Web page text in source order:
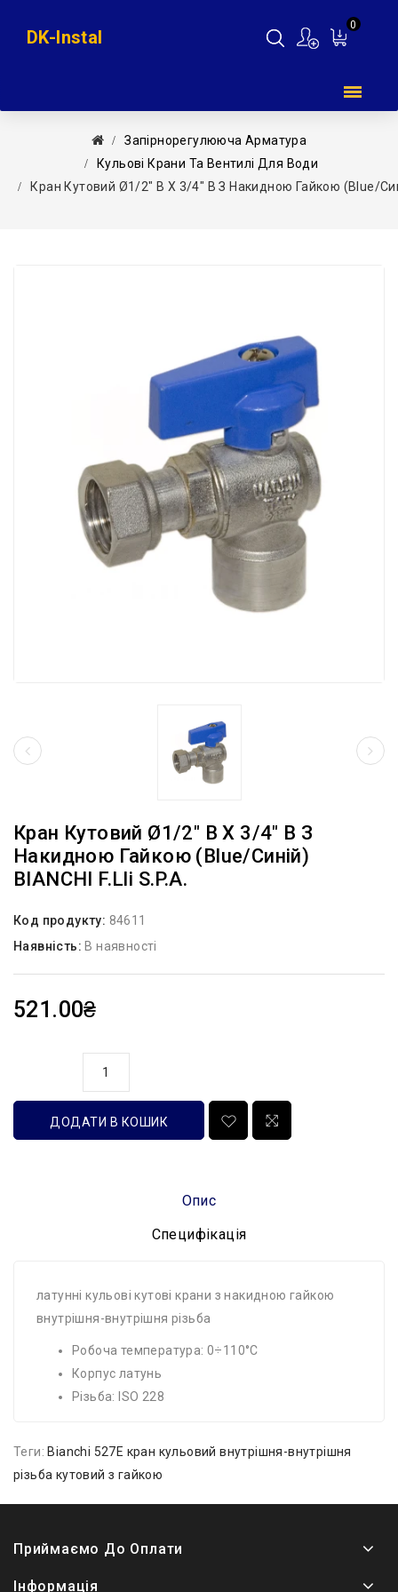
0
DK-Instal
Запірнорегулююча Арматура
Кульові Крани Та Вентилі Для Води
Кран Кутовий Ø1/2″ В Х 3/4″ В З Накидною Гайкою (blue/
Кран Кутовий Ø1/2″ В Х 3/4″ В З
Накидною Гайкою (blue/синій)
BIANCHI F.lli S.p.A.
Код продукту: 84611
Наявність: В наявності
521.00₴
ДОДАТИ В КОШИК
Опис
Специфікація
латунні кульові кутові крани з накидною гайкою
внутрішня-внутрішня різьба
Робоча температура: 0÷110°C
Корпус латунь
Різьба: ISO 228
Теги: Bianchi 527E кран кульовий внутрішня-внутрішня
різьба кутовий з гайкою
Приймаємо До Оплати
Інформація